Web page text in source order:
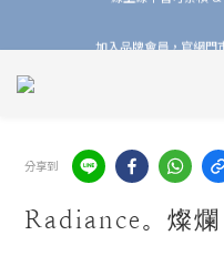
線上線下皆可累積
分享到
Radiance。燦